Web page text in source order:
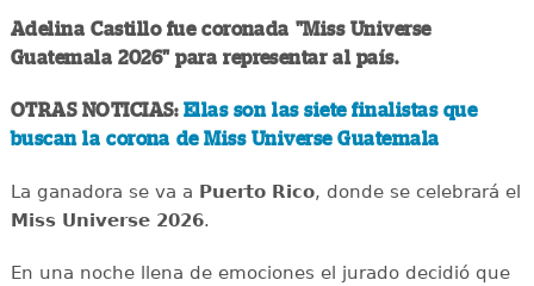
Adelina Castillo fue coronada "Miss Universe
Guatemala 2026" para representar al país.
OTRAS NOTICIAS: Ellas son las siete finalistas que
buscan la corona de Miss Universe Guatemala
La ganadora se va a Puerto Rico, donde se celebrará el
Miss Universe 2026.
En una noche llena de emociones el jurado decidió que